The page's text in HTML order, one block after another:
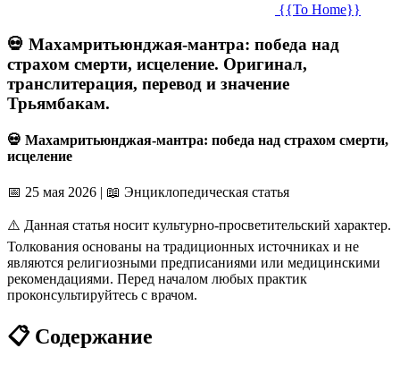
{{To Home}}
💀 Махамритьюнджая-мантра: победа над
страхом смерти, исцеление. Оригинал,
транслитерация, перевод и значение
Трьямбакам.
💀 Махамритьюнджая-мантра: победа над страхом смерти,
исцеление
📅 25 мая 2026 | 📖 Энциклопедическая статья
⚠️ Данная статья носит культурно-просветительский характер.
Толкования основаны на традиционных источниках и не
являются религиозными предписаниями или медицинскими
рекомендациями. Перед началом любых практик
проконсультируйтесь с врачом.
📋 Содержание